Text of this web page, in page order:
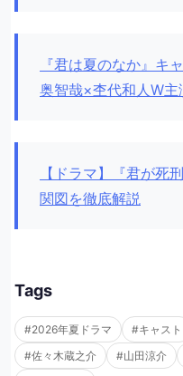
『君は夏のなか』キ
奥智哉×杢代和人W
【ドラマ】『君が死
関図を徹底解説
Tags
#2026年夏ドラマ #キャスト
#佐々木蔵之介
#山田涼介